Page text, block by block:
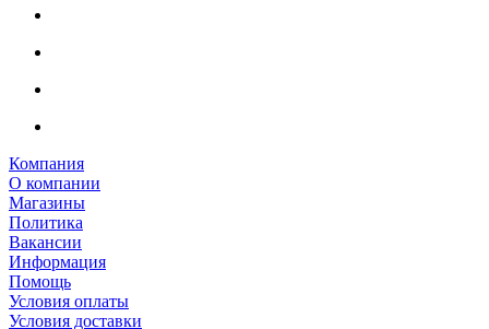
Компания
О компании
Магазины
Политика
Вакансии
Информация
Помощь
Условия оплаты
Условия доставки